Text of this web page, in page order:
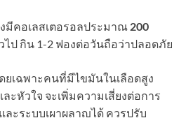
มีคอเลสเตอรอลประมาณ 200
ป กิน 1-2 ฟองต่อวันถือว่าปลอดภัย
ยเฉพาะคนที่มีไขมันในเลือดสูง
ะหัวใจ จะเพิ่มความเสี่ยงต่อการ
ะระบบเผาผลาญได้ ควรปรับ